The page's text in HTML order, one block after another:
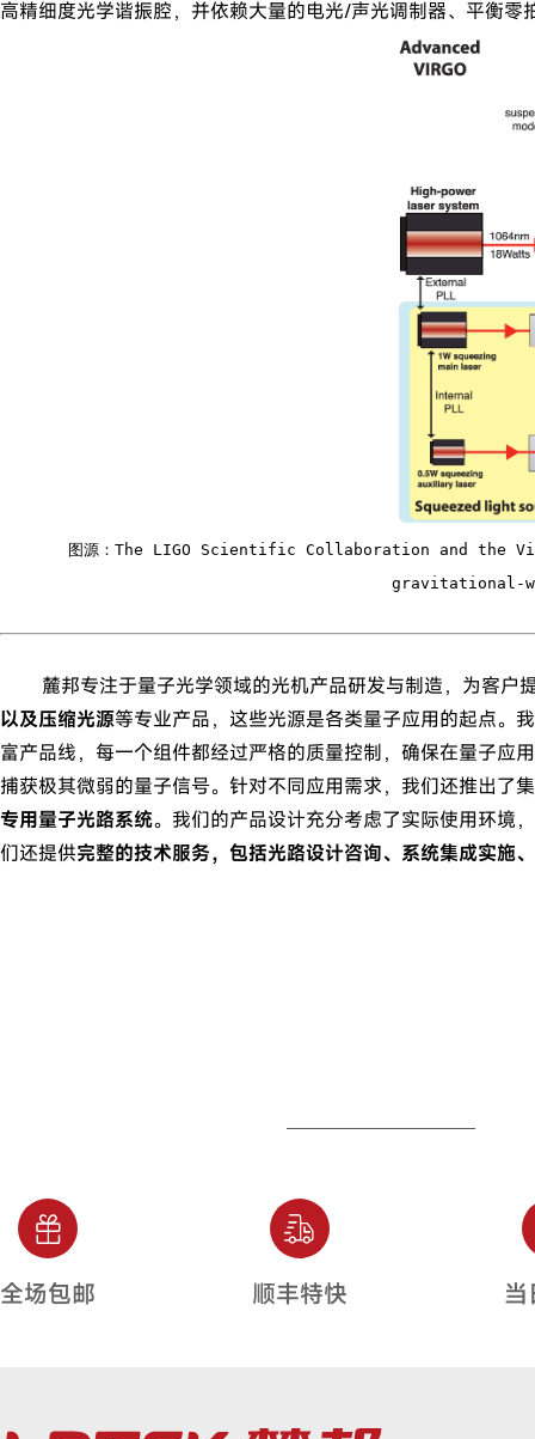
高精细度光学谐振腔，并依赖大量的电光/声光调制器、平衡
图源： The LIGO Scientific Collaboration and the
gravitational-
麓邦专注于量子光学领域的光机产品研发与制造，为客户
以及压缩光源等专业产品，这些光源是各类量子应用的起点。
富产品线，每一个组件都经过严格的质量控制，确保在量子应
捕获极其微弱的量子信号。针对不同应用需求，我们还推出了
专用量子光路系统。我们的产品设计充分考虑了实际使用环境
们还提供完整的技术服务，包括光路设计咨询、系统集成实施
全场包邮 顺丰特快 当